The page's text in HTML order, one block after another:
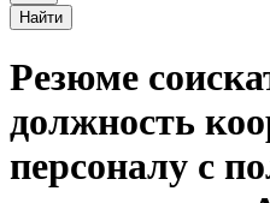
Найти
Резюме
должность
персоналу с